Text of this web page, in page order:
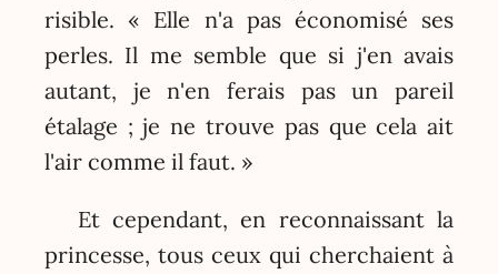
risible. « Elle n'a pas économisé ses
perles. Il me semble que si j'en avais
autant, je n'en ferais pas un pareil
étalage ; je ne trouve pas que cela ait
l'air comme il faut. »
Et cependant, en reconnaissant la
princesse, tous ceux qui cherchaient à